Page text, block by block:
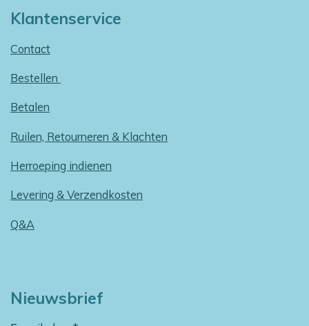
Klantenservice
Contact
Bestellen
Betalen
Ruilen, Retourneren & Klachten
Herroeping indienen
Levering & Verzendkosten
Q&A
Nieuwsbrief